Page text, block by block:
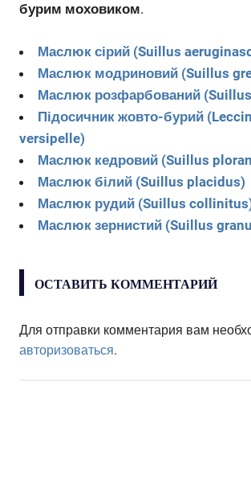
бурим моховиком.
Маслюк сірий (Suillus
Маслюк модриновий (Suillus
Маслюк розфарбований
Підосичник жовто-бурий
versipelle)
Маслюк кедровий (Suillus
Маслюк білий (Suillus placidus)
Маслюк рудий (Suillus
Маслюк зернистий (Suillus
ОСТАВИТЬ КОММЕНТАРИЙ
Для отправки комментария вам
авторизоваться.